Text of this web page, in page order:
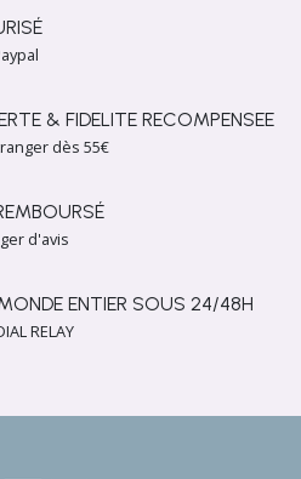
& FIDELITE RECOMPENSEE
dès 55€
d'avis
ENTIER SOUS 24/48H
RELAY